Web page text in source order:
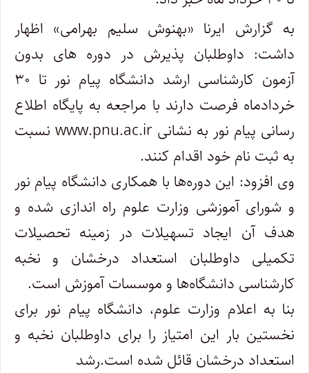
به گزارش ایرنا «بهنوش سلیم بهرامی» اظهار
داشت: داوطلبان پذیرش در دوره های بدون
آزمون کارشناسی ارشد دانشگاه پیام نور تا ۳۰
خردادماه فرصت دارند با مراجعه به پایگاه اطلاع
رسانی پیام نور به نشانی www.pnu.ac.ir نسبت
به ثبت نام خود اقدام کنند.
وی افزود: این دوره‌ها با همکاری دانشگاه پیام نور
و شورای آموزشی وزارت علوم راه اندازی شده و
هدف آن ایجاد تسهیلات در زمینه تحصیلات
تکمیلی داوطلبان استعداد درخشان و نخبه
کارشناسی دانشگاه‌ها و موسسات آموزش است.
بنا به اعلام وزارت علوم، دانشگاه پیام نور برای
نخستین بار این امتیاز را برای داوطلبان نخبه و
استعداد درخشان قائل شده است.رشد